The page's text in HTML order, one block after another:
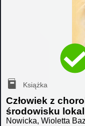
Książka
Człowiek z
środowisku
Nowicka, Wioletta